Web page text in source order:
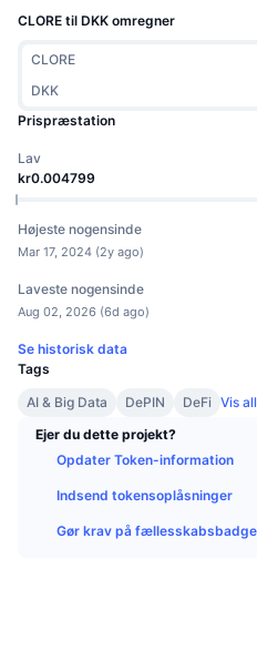
CLORE til DKK omregner
CLORE
DKK
Prispræstation
Lav
kr0.004799
Højeste nogensinde
Mar 17, 2024 (2y ago)
Laveste nogensinde
Aug 02, 2026 (6d ago)
Se historisk data
Tags
AI & Big Data
DePIN DeFi Vis
Ejer du dette projekt?
Opdater Token-information
Indsend tokensoplåsninger
Gør krav på fællesskabsbadge